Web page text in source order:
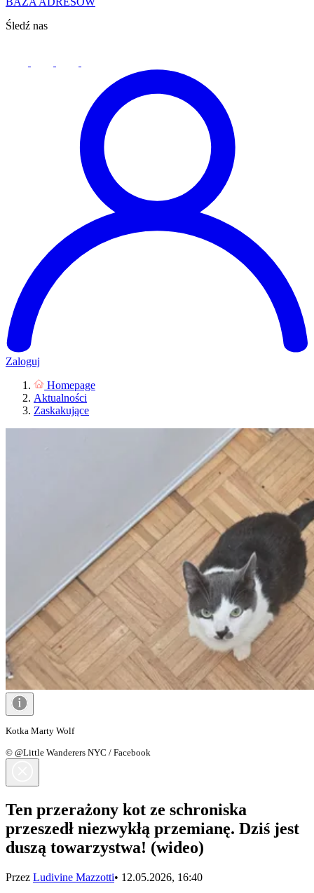
Śledź nas
Zaloguj
Homepage
Aktualności
Zaskakujące
Kotka Marty Wolf
© @Little Wanderers NYC / Facebook
Ten przerażony kot ze schroniska
przeszedł niezwykłą przemianę. Dziś jest
duszą towarzystwa! (wideo)
Przez Ludivine Mazzotti• 12.05.2026, 16:40